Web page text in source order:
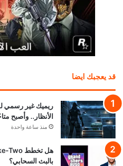
قد يعجبك ايضا
الأنظار.. وأصبح
منذ ساعة واحدة
بالبث السحابي؟